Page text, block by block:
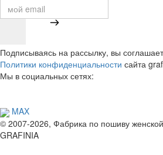
Подписываясь на рассылку, вы
Политики конфиденциальности сайта
Мы в социальных сетях:
MAX
© 2007-2026, Фабрика по пошиву
GRAFINIA